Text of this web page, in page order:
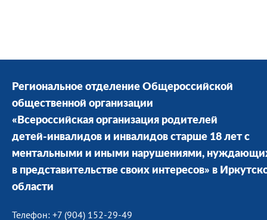
Региональное отделение Общероссийской
общественной организации
«Всероссийская организация родителей
детей-инвалидов и инвалидов старше 18 лет с
ментальными и иными нарушениями,
в представительстве своих интересов» в
области
Телефон: +7 (904) 152-29-49